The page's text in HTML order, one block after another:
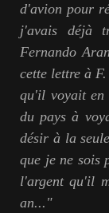
d'avion pour
j'avais déjà
Fernando
cette lettre à
qu'il voyait en
du pays à
désir à la
que je ne sois
l'argent qu'il
an..."